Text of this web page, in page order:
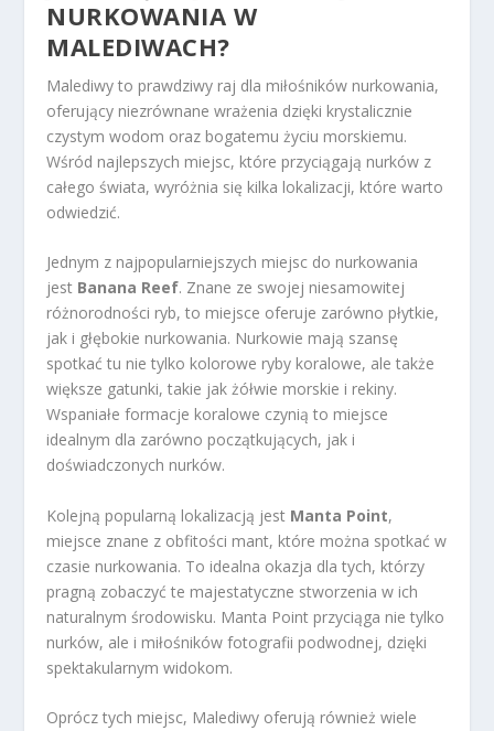
NURKOWANIA W
MALEDIWACH?
Malediwy to prawdziwy raj dla miłośników nurkowania,
oferujący niezrównane wrażenia dzięki krystalicznie
czystym wodom oraz bogatemu życiu morskiemu.
Wśród najlepszych miejsc, które przyciągają nurków z
całego świata, wyróżnia się kilka lokalizacji, które warto
odwiedzić.
Jednym z najpopularniejszych miejsc do nurkowania
jest Banana Reef. Znane ze swojej niesamowitej
różnorodności ryb, to miejsce oferuje zarówno płytkie,
jak i głębokie nurkowania. Nurkowie mają szansę
spotkać tu nie tylko kolorowe ryby koralowe, ale także
większe gatunki, takie jak żółwie morskie i rekiny.
Wspaniałe formacje koralowe czynią to miejsce
idealnym dla zarówno początkujących, jak i
doświadczonych nurków.
Kolejną popularną lokalizacją jest Manta Point,
miejsce znane z obfitości mant, które można spotkać w
czasie nurkowania. To idealna okazja dla tych, którzy
pragną zobaczyć te majestatyczne stworzenia w ich
naturalnym środowisku. Manta Point przyciąga nie tylko
nurków, ale i miłośników fotografii podwodnej, dzięki
spektakularnym widokom.
Oprócz tych miejsc, Malediwy oferują również wiele